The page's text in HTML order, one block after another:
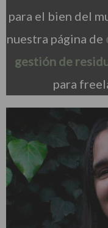
para el bien del
nuestra página de
gestión de
para